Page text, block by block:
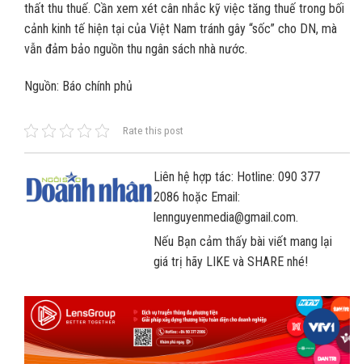
thất thu thuế. Cần xem xét cân nhắc kỹ việc tăng thuế trong bối
cảnh kinh tế hiện tại của Việt Nam tránh gây “sốc” cho DN, mà
vẫn đảm bảo nguồn thu ngân sách nhà nước.
Nguồn: Báo chính phủ
Rate this post
Liên hệ hợp tác: Hotline: 090 377
2086 hoặc Email:
lennguyenmedia@gmail.com.
Nếu Bạn cảm thấy bài viết mang lại
giá trị hãy LIKE và SHARE nhé!